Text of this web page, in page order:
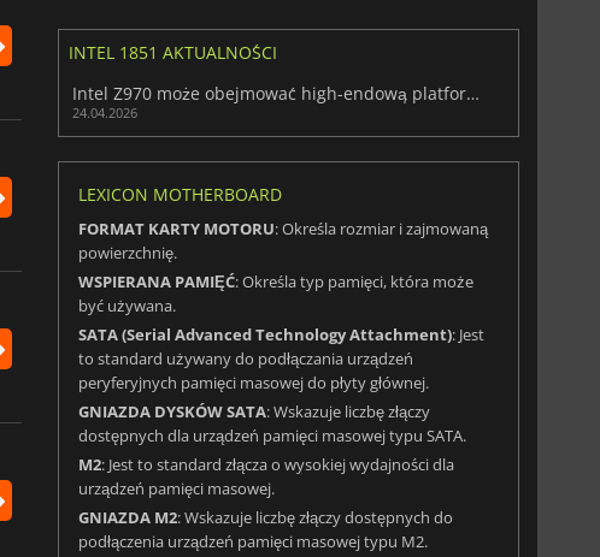
INTEL 1851 AKTUALNOŚCI
Intel Z970 może obejmować high-endową platformę Z890 i mainstreamową B860
24.04.2026
LEXICON MOTHERBOARD
FORMAT KARTY MOTORU: Określa rozmiar i zajmowaną
powierzchnię.
WSPIERANA PAMIĘĆ: Określa typ pamięci, która może
być używana.
SATA (Serial Advanced Technology Attachment): Jest
to standard używany do podłączania urządzeń
peryferyjnych pamięci masowej do płyty głównej.
GNIAZDA DYSKÓW SATA: Wskazuje liczbę złączy
dostępnych dla urządzeń pamięci masowej typu SATA.
M2: Jest to standard złącza o wysokiej wydajności dla
urządzeń pamięci masowej.
GNIAZDA M2: Wskazuje liczbę złączy dostępnych do
podłączenia urządzeń pamięci masowej typu M2.